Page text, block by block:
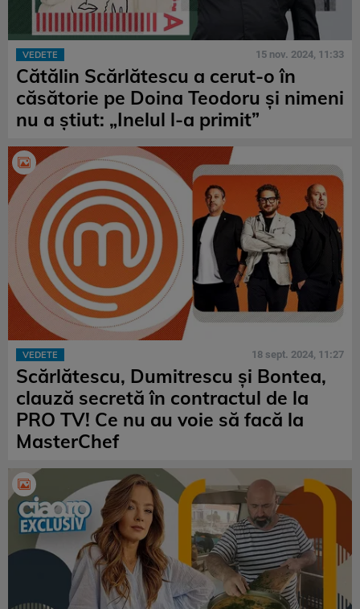
VEDETE 15 nov. 2024, 11:33
Cătălin Scărlătescu a cerut-o în
căsătorie pe Doina Teodoru și nimeni
nu a știut: „Inelul l-a primit”
VEDETE 18 sept. 2024, 11:27
Scărlătescu, Dumitrescu și Bontea,
clauză secretă în contractul de la
PRO TV! Ce nu au voie să facă la
MasterChef